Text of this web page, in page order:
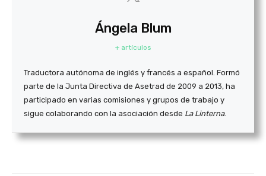
Ángela Blum
+ artículos
Traductora autónoma de inglés y francés a español. Formó
parte de la Junta Directiva de Asetrad de 2009 a 2013, ha
participado en varias comisiones y grupos de trabajo y
sigue colaborando con la asociación desde La Linterna.